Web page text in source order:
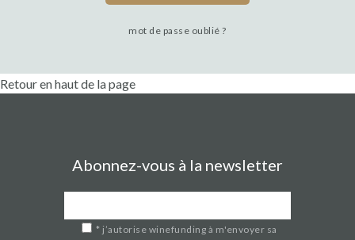
mot de passe oublié ?
Retour en haut de la page
Abonnez-vous à la newsletter
* j’autorise winefunding à m'envoyer sa